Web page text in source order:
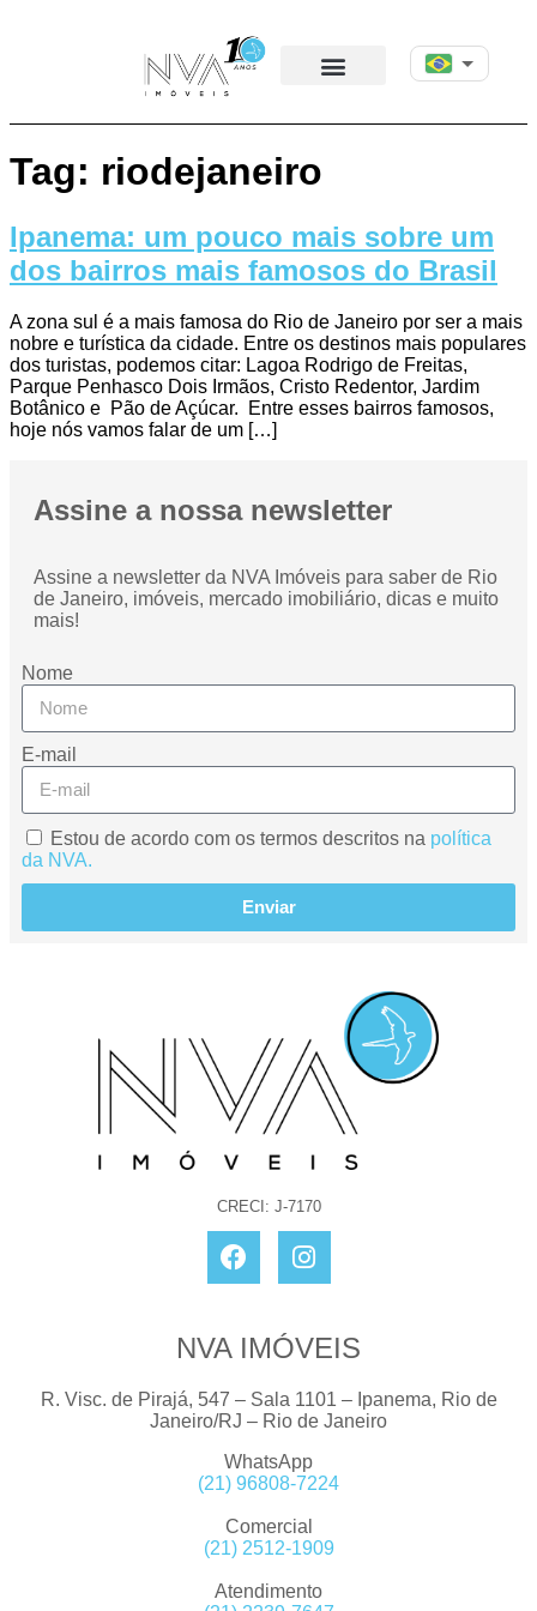
Tag: riodejaneiro
Ipanema: um pouco mais sobre um
dos bairros mais famosos do Brasil
A zona sul é a mais famosa do Rio de Janeiro por ser a mais
nobre e turística da cidade. Entre os destinos mais populares
dos turistas, podemos citar: Lagoa Rodrigo de Freitas,
Parque Penhasco Dois Irmãos, Cristo Redentor, Jardim
Botânico e Pão de Açúcar. Entre esses bairros famosos,
hoje nós vamos falar de um […]
Assine a nossa newsletter
Assine a newsletter da NVA Imóveis para saber de Rio
de Janeiro, imóveis, mercado imobiliário, dicas e muito
mais!
Nome
E-mail
Estou de acordo com os termos descritos na política
da NVA.
Enviar
CRECI: J-7170
NVA IMÓVEIS
R. Visc. de Pirajá, 547 – Sala 1101 – Ipanema, Rio de
Janeiro/RJ – Rio de Janeiro
WhatsApp
(21) 96808-7224
Comercial
(21) 2512-1909
Atendimento